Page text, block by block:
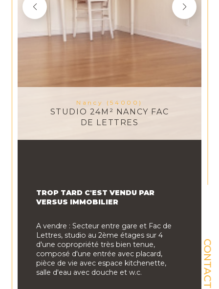
CONTACT
Nancy (54000)
STUDIO 24M² NANCY FAC
DE LETTRES
TROP TARD C'EST VENDU PAR
VERSUS IMMOBILIER
A vendre : Secteur entre gare et Fac de
Lettres, studio au 2ème étages sur 4
d'une copropriété très bien tenue,
composé d'une entrée avec placard,
pièce de vie avec espace kitchenette,
salle d'eau avec douche et w.c.